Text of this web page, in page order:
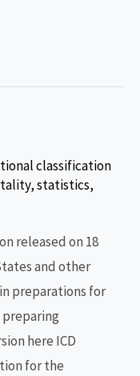
classification
,statistics,
released on 18
and other
preparations for
here ICD
for the